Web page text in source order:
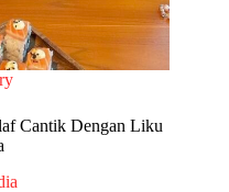
Cantik Dengan Liku